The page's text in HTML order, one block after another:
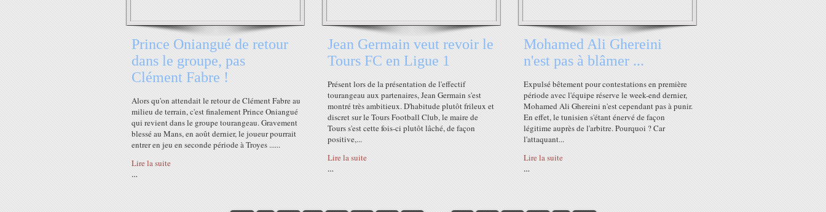
Prince Oniangué de retour
dans le groupe, pas
Clément Fabre !
Alors qu'on attendait le retour de Clément Fabre au
milieu de terrain, c'est finalement Prince Oniangué
qui revient dans le groupe tourangeau. Gravement
blessé au Mans, en août dernier, le joueur pourrait
entrer en jeu en seconde période à Troyes ......
Lire la suite
…
Jean Germain veut revoir le
Tours FC en Ligue 1
Présent lors de la présentation de l'effectif
tourangeau aux partenaires, Jean Germain s'est
montré très ambitieux. D'habitude plutôt frileux et
discret sur le Tours Football Club, le maire de
Tours s'est cette fois-ci plutôt lâché, de façon
positive,...
Lire la suite
…
Mohamed Ali Ghereini
n'est pas à blâmer ...
Expulsé bêtement pour contestations en première
période avec l'équipe réserve le week-end dernier,
Mohamed Ali Ghereini n'est cependant pas à punir.
En effet, le tunisien s'étant énervé de façon
légitime auprès de l'arbitre. Pourquoi ? Car
l'attaquant...
Lire la suite
…